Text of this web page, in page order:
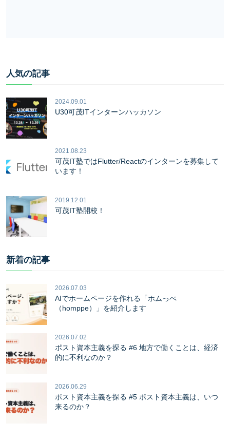
人気の記事
2024.09.01
U30可茂ITインターンハッカソン
2021.08.23
可茂IT塾ではFlutter/Reactのインターンを募集して
います！
2019.12.01
可茂IT塾開校！
新着の記事
2026.07.03
AIでホームページを作れる「ホムっぺ
（homppe）」を紹介します
2026.07.02
ポスト資本主義を探る #6 地方で働くことは、経済
的に不利なのか？
2026.06.29
ポスト資本主義を探る #5 ポスト資本主義は、いつ
来るのか？